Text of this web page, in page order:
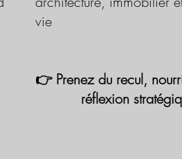
vie
👉 Prenez du recul,
réflexion